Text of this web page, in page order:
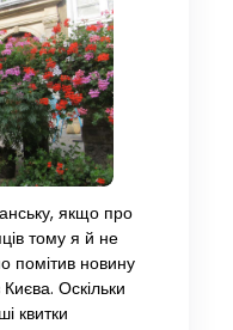
якщо про
тому я й не
помітив новину
Оскільки
квитки